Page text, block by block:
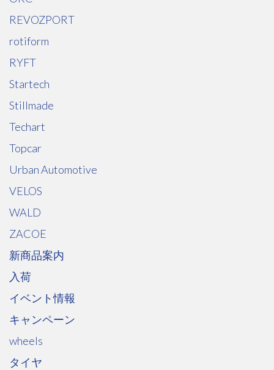
REVOZPORT
rotiform
RYFT
Startech
Stillmade
Techart
Topcar
Urban Automotive
VELOS
WALD
ZACOE
新商品案内
入荷
イベント情報
キャンペーン
wheels
タイヤ